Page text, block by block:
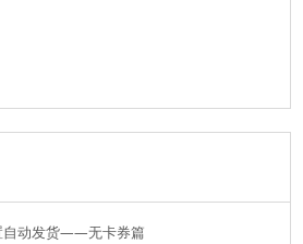
自动发货——无卡券篇